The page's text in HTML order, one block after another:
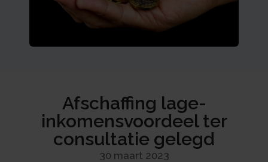
Afschaffing lage-
inkomensvoordeel ter
consultatie gelegd
30 maart 2023